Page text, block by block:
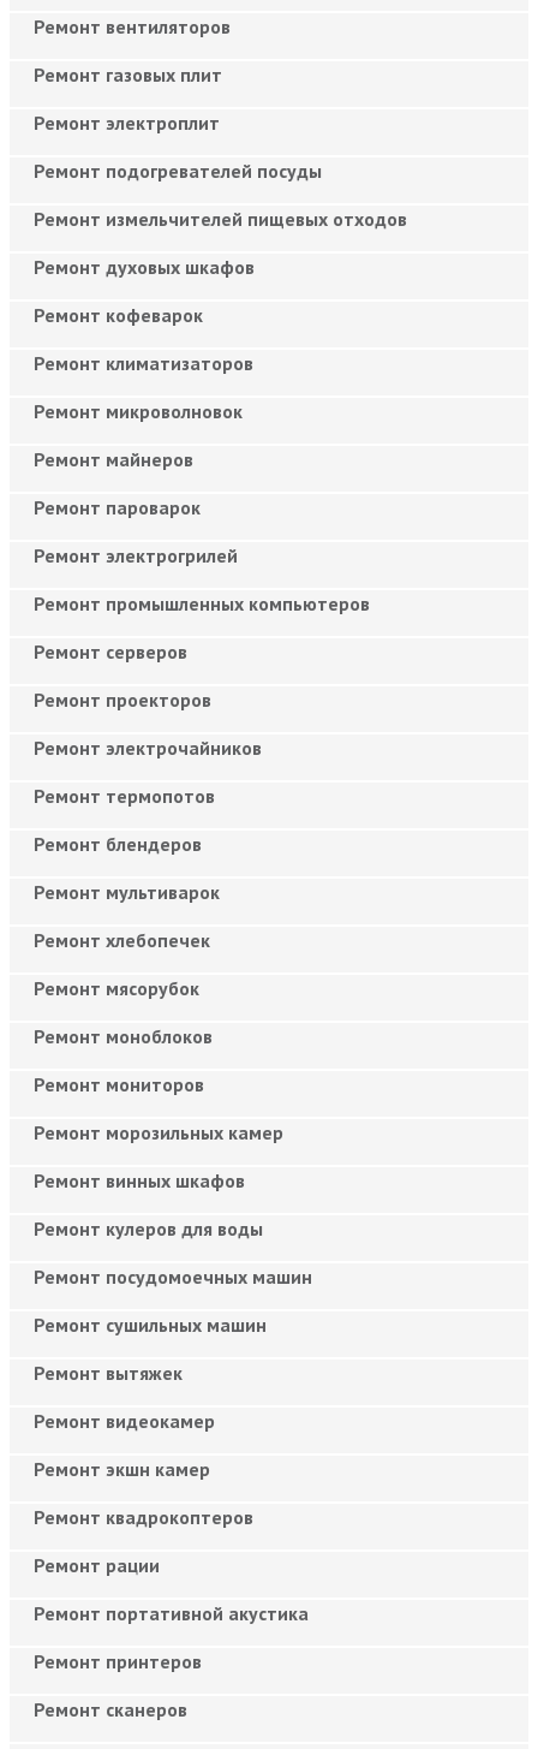
Ремонт вентиляторов
Ремонт газовых плит
Ремонт электроплит
Ремонт подогревателей посуды
Ремонт измельчителей пищевых отходов
Ремонт духовых шкафов
Ремонт кофеварок
Ремонт климатизаторов
Ремонт микроволновок
Ремонт майнеров
Ремонт пароварок
Ремонт электрогрилей
Ремонт промышленных компьютеров
Ремонт серверов
Ремонт проекторов
Ремонт электрочайников
Ремонт термопотов
Ремонт блендеров
Ремонт мультиварок
Ремонт хлебопечек
Ремонт мясорубок
Ремонт моноблоков
Ремонт мониторов
Ремонт морозильных камер
Ремонт винных шкафов
Ремонт кулеров для воды
Ремонт посудомоечных машин
Ремонт сушильных машин
Ремонт вытяжек
Ремонт видеокамер
Ремонт экшн камер
Ремонт квадрокоптеров
Ремонт рации
Ремонт портативной акустика
Ремонт принтеров
Ремонт сканеров